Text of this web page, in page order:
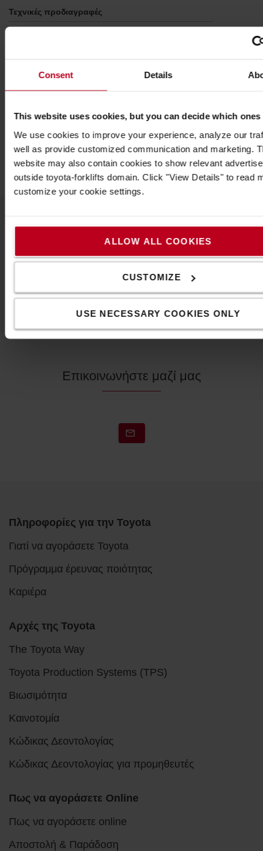
Consent Details
This website uses cookies, but you can decide which ones
We use cookies to improve your experience, analyze our
well as provide customized communication and marketing.
website may also contain cookies to show relevant
outside toyota-forklifts domain. Click "View Details" to read
customize your cookie settings.
ALLOW ALL COOKIES
CUSTOMIZE
USE NECESSARY COOKIES ONLY
Τεχνικές προδιαγραφές
Προδιαγραφές
Χρώμα:Άσπρο
Βάρος
γρ.
Ύψος
εκ.
Πλάτος
εκ.
Δημοφιλή αξεσουάρ
Επικοινωνήστε μαζί μας
Πληροφορίες για την Toyota
Γιατί να αγοράσετε Toyota
Πρόγραμμα έρευνας ποιότητας
Καριέρα
Αρχές της Toyota
The Toyota Way
Toyota Production Systems (TPS)
Βιωσιμότητα
Καινοτομία
Κώδικας Δεοντολογίας
Κώδικας Δεοντολογίας για προμηθευτές
Πως να αγοράσετε Online
Πως να αγοράσετε online
Αποστολή & Παράδοση